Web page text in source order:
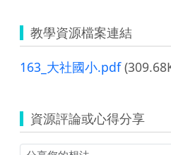
教學資源檔案連結
163_大社國小.pdf
資源評論或心得分享